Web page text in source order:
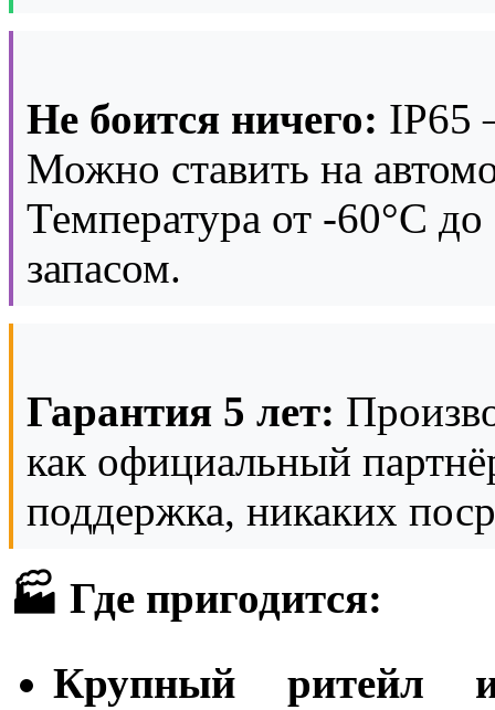
Не боится ничего: IP65
Можно ставить на
Температура от -60°C
запасом.
Гарантия 5 лет:
как официальный
поддержка, никаких
🏭 Где пригодится:
Крупный ритейл и